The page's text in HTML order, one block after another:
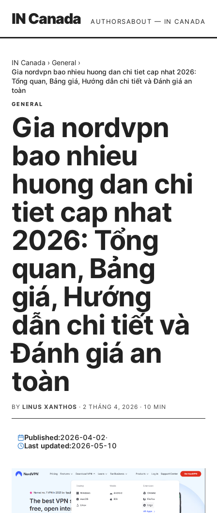
IN Canada AUTHORSABOUT — IN CANADA
IN Canada › General ›
Gia nordvpn bao nhieu huong dan chi tiet cap nhat 2026:
Tổng quan, Bảng giá, Hướng dẫn chi tiết và Đánh giá an
toàn
GENERAL
Gia nordvpn
bao nhieu
huong dan chi
tiet cap nhat
2026: Tổng
quan, Bảng
giá, Hướng
dẫn chi tiết và
Đánh giá an
toàn
BY LINUS XANTHOS · 2 THÁNG 4, 2026 · 10 MIN
Published:2026-04-02·
Last updated:2026-05-10